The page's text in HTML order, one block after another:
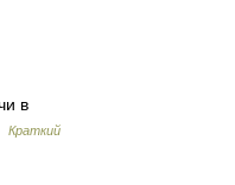
в
Краткий